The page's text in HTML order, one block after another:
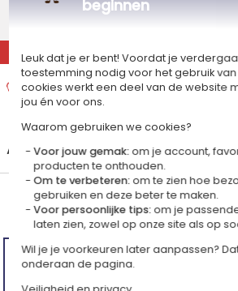
Gemiddelde
Komt goed overeen met de
Geschatte afleverdatum
EXPRESS
Express thuisbezorging
Geschatte afleverdatum
Andere landen +
beginnen
Leuk dat je er bent! Voordat je
toestemming nodig voor het gebruik
cookies werkt een deel van de website
jou én voor ons.
Waarom gebruiken we cookies?
Voor jouw gemak:om je account,
producten te onthouden.
Om te verbeteren:om te zien hoe
gebruiken en deze beter te maken.
Voor persoonlijke tips:om je
laten zien, zowel op onze site als op
Wil je je voorkeuren later aanpassen?
onderaan de pagina.